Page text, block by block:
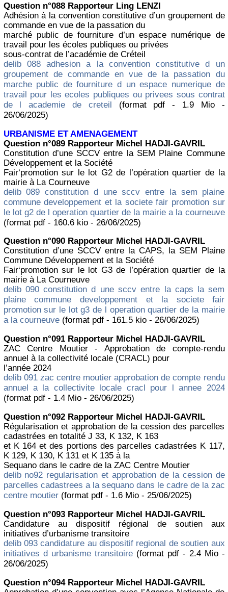
Question n°088 Rapporteur Ling LENZI
Adhésion à la convention constitutive d’un groupement de
commande en vue de la passation du
marché public de fourniture d’un espace numérique de
travail pour les écoles publiques ou privées
sous-contrat de l’académie de Créteil
delib 088 adhesion a la convention constitutive d un
groupement de commande en vue de la passation du
marche public de fourniture d un espace numerique de
travail pour les ecoles publiques ou privees sous contrat
de l academie de creteil (format pdf - 1.9 Mio -
26/06/2025)
URBANISME ET AMENAGEMENT
Question n°089 Rapporteur Michel HADJI-GAVRIL
Constitution d’une SCCV entre la SEM Plaine Commune
Développement et la Société
Fair‘promotion sur le lot G2 de l’opération quartier de la
mairie à La Courneuve
delib 089 constitution d une sccv entre la sem plaine
commune developpement et la societe fair promotion sur
le lot g2 de l operation quartier de la mairie a la courneuve
(format pdf - 160.6 kio - 26/06/2025)
Question n°090 Rapporteur Michel HADJI-GAVRIL
Constitution d’une SCCV entre la CAPS, la SEM Plaine
Commune Développement et la Société
Fair‘promotion sur le lot G3 de l’opération quartier de la
mairie à La Courneuve
delib 090 constitution d une sccv entre la caps la sem
plaine commune developpement et la societe fair
promotion sur le lot g3 de l operation quartier de la mairie
a la courneuve(format pdf - 161.5 kio - 26/06/2025)
Question n°091 Rapporteur Michel HADJI-GAVRIL
ZAC Centre Moutier - Approbation de compte-rendu
annuel à la collectivité locale (CRACL) pour
l’année 2024
delib 091 zac centre moutier approbation de compte rendu
annuel a la collectivite locale cracl pour l annee 2024
(format pdf - 1.4 Mio - 26/06/2025)
Question n°092 Rapporteur Michel HADJI-GAVRIL
Régularisation et approbation de la cession des parcelles
cadastrées en totalité J 33, K 132, K 163
et K 164 et des portions des parcelles cadastrées K 117,
K 129, K 130, K 131 et K 135 à la
Sequano dans le cadre de la ZAC Centre Moutier
delib no92 regularisation et approbation de la cession de
parcelles cadastrees a la sequano dans le cadre de la zac
centre moutier(format pdf - 1.6 Mio - 25/06/2025)
Question n°093 Rapporteur Michel HADJI-GAVRIL
Candidature au dispositif régional de soutien aux
initiatives d’urbanisme transitoire
delib 093 candidature au dispositif regional de soutien aux
initiatives d urbanisme transitoire(format pdf - 2.4 Mio -
26/06/2025)
Question n°094 Rapporteur Michel HADJI-GAVRIL